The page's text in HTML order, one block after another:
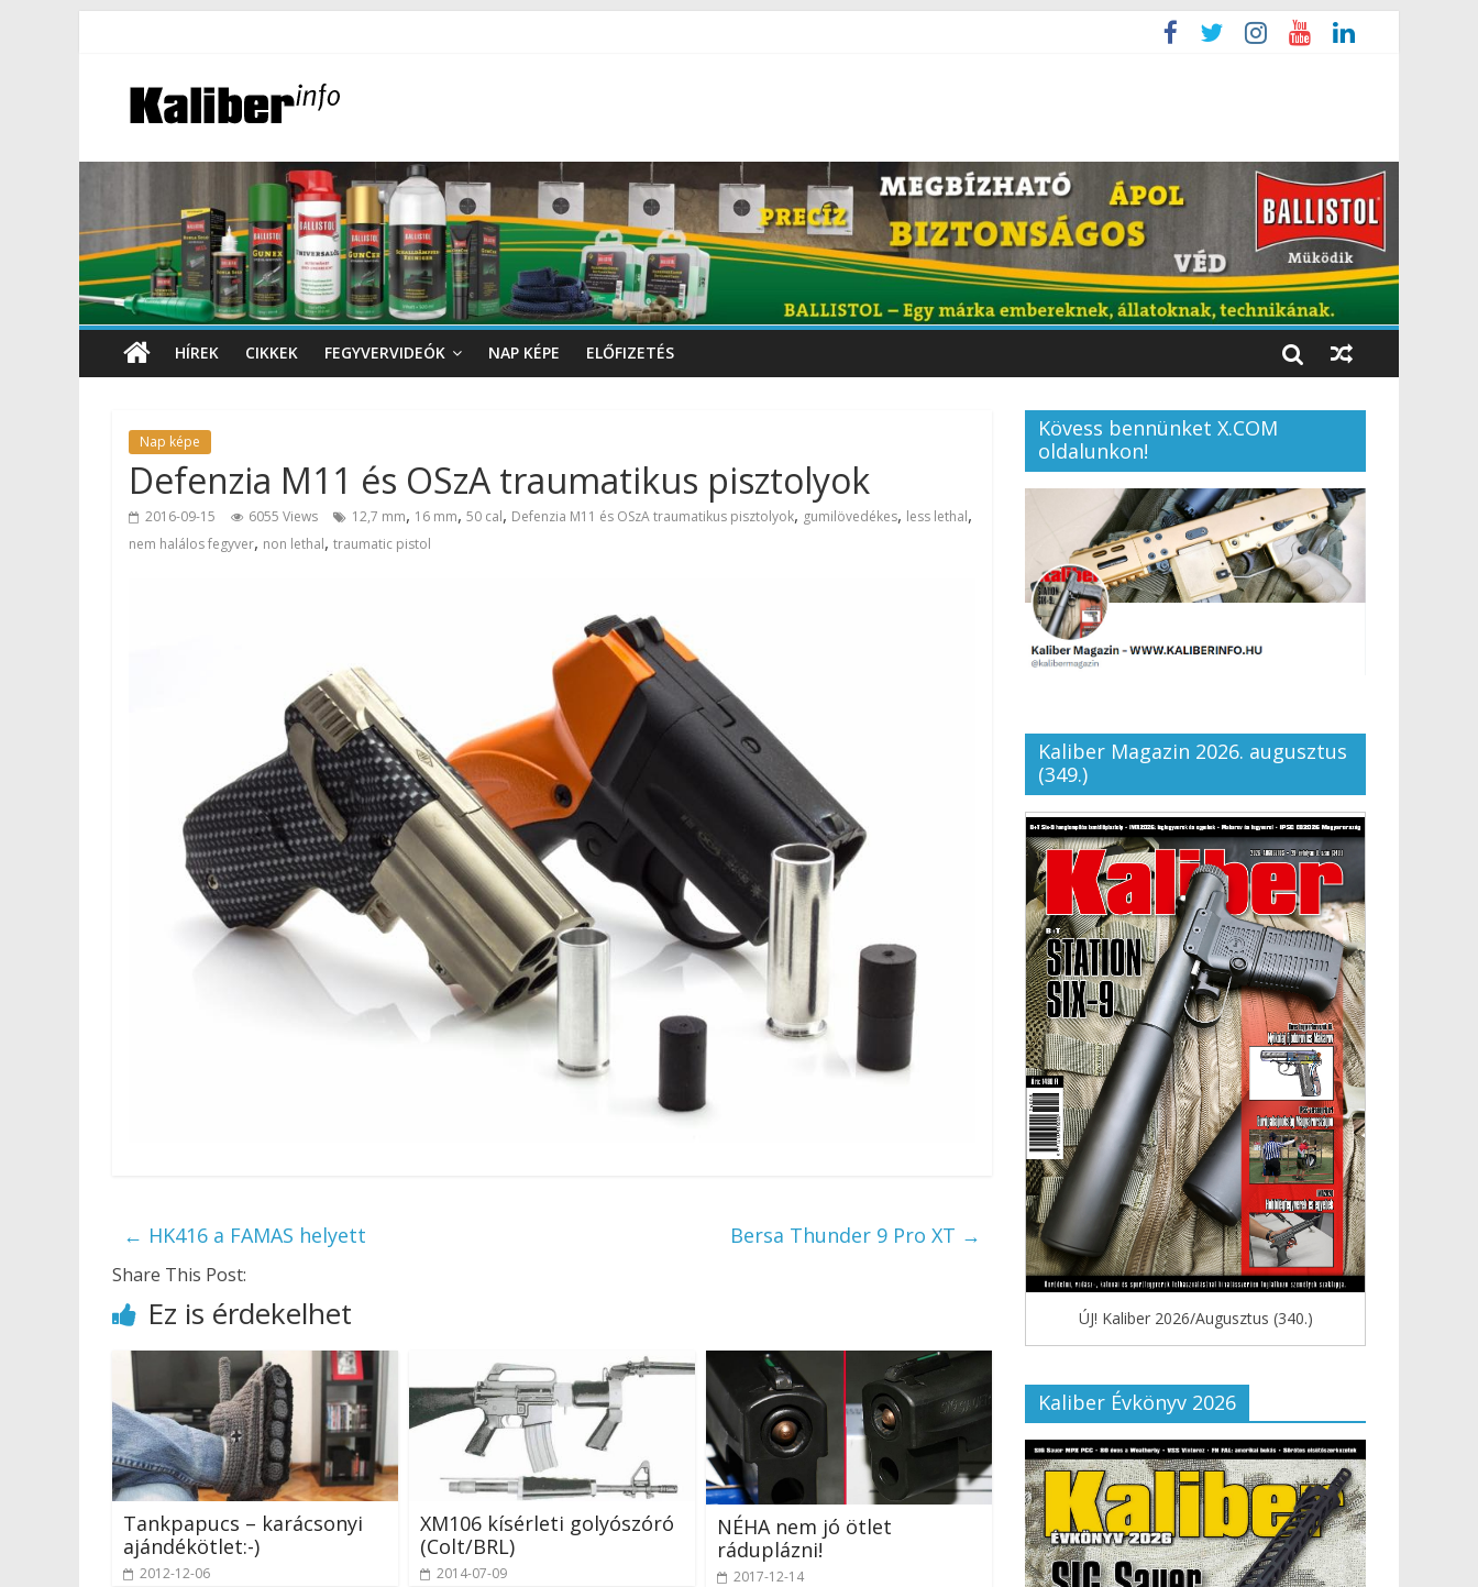
HÍREK CIKKEK FEGYVERVIDEÓK NAP KÉPE ELŐFIZETÉS
Nap képe
Defenzia M11 és OSzA traumatikus pisztolyok
2016-09-15 6055 Views 12,7 mm, 16 mm, 50 cal, Defenzia M11 és OSzA traumatikus pisztolyok, gumilövedékes, less lethal,
nem halálos fegyver, non lethal, traumatic pistol
← HK416 a FAMAS helyett Bersa Thunder 9 Pro XT →
Share This Post:
Ez is érdekelhet
Tankpapucs – karácsonyi
ajándékötlet:-)
2012-12-06
XM106 kísérleti golyószóró
(Colt/BRL)
2014-07-09
NÉHA nem jó ötlet
ráduplázni!
2017-12-14
Kövess bennünket X.COM
oldalunkon!
Kaliber Magazin 2026. augusztus
(349.)
ÚJ! Kaliber 2026/Augusztus (340.)
Kaliber Évkönyv 2026